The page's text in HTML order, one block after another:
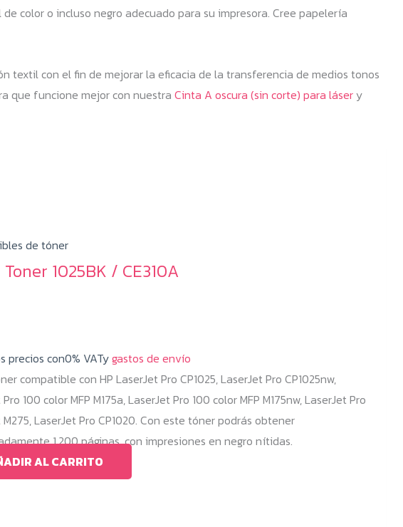
color o incluso negro adecuado para su impresora. Cree papelería
textil con el fin de mejorar la eficacia de la transferencia de medios tonos
que funcione mejor con nuestra Cinta A oscura (sin corte) para lásery
de tóner
1025BK / CE310A
precios con0% VATygastos de envío
compatible con HP LaserJet Pro CP1025, LaserJet Pro CP1025nw,
100 color MFP M175a, LaserJet Pro 100 color MFP M175nw, LaserJet Pro
LaserJet Pro CP1020. Con este tóner podrás obtener
1.200 páginas, con impresiones en negro nítidas.
AL CARRITO